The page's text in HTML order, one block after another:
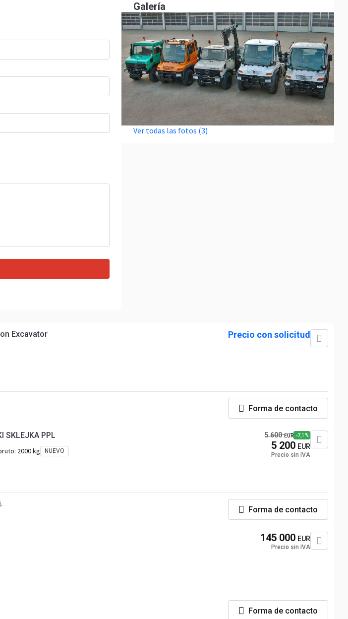
Galería
Ver todas las fotos (3)
Excavator Precio con solicitud
Forma de contacto
SKLEJKA PPL
2000 kg NUEVO
5 600 EUR -7,1%
5 200 EUR
Precio sin IVA
Forma de contacto
145 000 EUR
Precio sin IVA
Forma de contacto